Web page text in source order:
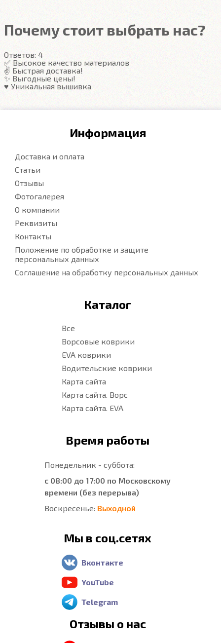
резиновых половичках, однако, её все равно
видно. ЕВА удобны тем, что их легко достать не
Подробнее
Почему стоит выбрать нас?
Ответов: 4
✅ Высокое качество материалов
✌️ Быстрая доставка!
✨ Выгодные цены!
♥️ Уникальная вышивка
Информация
Доставка и оплата
Статьи
Отзывы
Фотогалерея
О компании
Реквизиты
Контакты
Положение по обработке и защите
персональных данных
Соглашение на обработку персональных данных
Каталог
Все
Ворсовые коврики
EVA коврики
Водительские коврики
Карта сайта
Карта сайта. Ворс
Карта сайта. EVA
Время работы
Понедельник - суббота:
с 08:00 до 17:00 по Московскому
времени (без перерыва)
Воскресенье: Выходной
Мы в соц.сетях
Вконтакте
YouTube
Telegram
Отзывы о нас